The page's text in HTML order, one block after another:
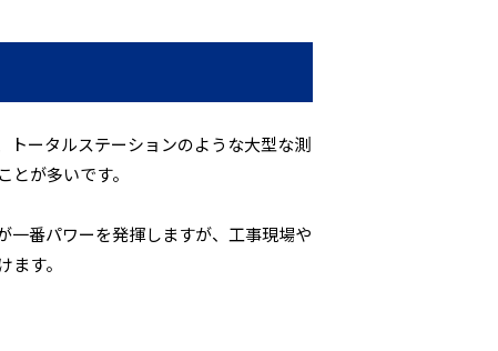
トータルステーションのような大型な測
が多いです。
一番パワーを発揮しますが、工事現場や
す。